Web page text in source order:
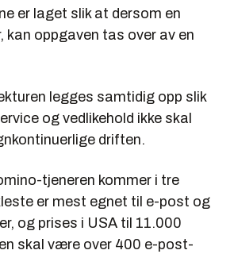
er laget slik at dersom en
kan oppgaven tas over av en
legges samtidig opp slik
og vedlikehold ikke skal
driften.
tjeneren kommer i tre
er mest egnet til e-post og
og prises i USA til 11.000
skal være over 400 e-post-